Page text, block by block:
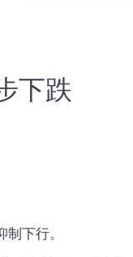
下跌
下行。